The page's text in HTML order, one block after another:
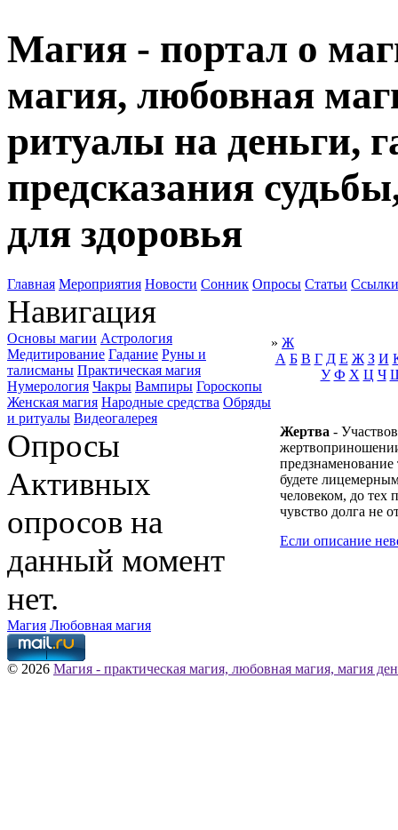
Магия - портал о
магия, любовная
ритуалы на деньги,
предсказания
для здоровья
Главная Мероприятия Новости Сонник Опросы Статьи Ссылки
Навигация
Основы магии Астрология
Медитирование Гадание Руны и
талисманы Практическая магия
Нумерология Чакры Вампиры Гороскопы
Женская магия Народные средства Обряды
и ритуалы Видеогалерея
Опросы
Активных
опросов на
данный момент
нет.
» Ж
А Б В Г Д Е Ж З И
У Ф Х Ц Ч
Жертва -
будете
человеком, до тех
чувство долга не
Если описание
Магия Любовная магия
© 2026 Магия - практическая магия, любовная магия, магия